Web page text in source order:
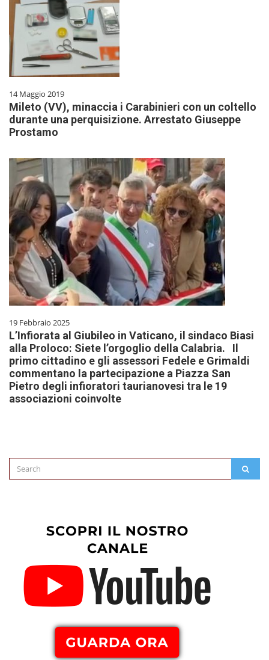
14 Maggio 2019
Mileto (VV), minaccia i Carabinieri con un coltello
durante una perquisizione. Arrestato Giuseppe
Prostamo
19 Febbraio 2025
L’Infiorata al Giubileo in Vaticano, il sindaco Biasi
alla Proloco: Siete l’orgoglio della Calabria. Il
primo cittadino e gli assessori Fedele e Grimaldi
commentano la partecipazione a Piazza San
Pietro degli infioratori taurianovesi tra le 19
associazioni coinvolte
Search
for: